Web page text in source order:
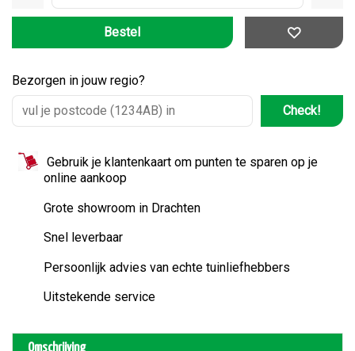
Bezorgen in jouw regio?
Check!
Gebruik je klantenkaart om punten te sparen op je
online aankoop
Grote showroom in Drachten
Snel leverbaar
Persoonlijk advies van echte tuinliefhebbers
Uitstekende service